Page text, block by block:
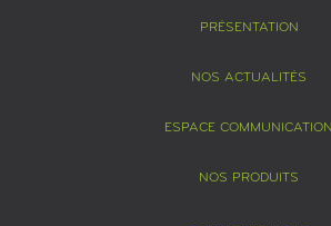
PRÉSENTATION
NOS ACTUALITÉS
ESPACE COMMUNICATION
NOS PRODUITS